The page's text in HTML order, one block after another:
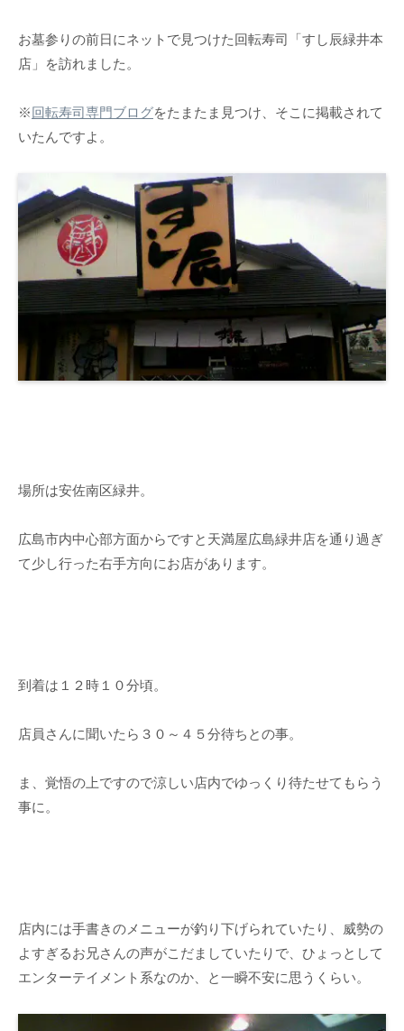
お墓参りの前日にネットで見つけた回転寿司「すし辰緑井本
店」を訪れました。
※回転寿司専門ブログをたまたま見つけ、そこに掲載されて
いたんですよ。
場所は安佐南区緑井。
広島市内中心部方面からですと天満屋広島緑井店を通り過ぎ
て少し行った右手方向にお店があります。
到着は１２時１０分頃。
店員さんに聞いたら３０～４５分待ちとの事。
ま、覚悟の上ですので涼しい店内でゆっくり待たせてもらう
事に。
店内には手書きのメニューが釣り下げられていたり、威勢の
よすぎるお兄さんの声がこだましていたりで、ひょっとして
エンターテイメント系なのか、と一瞬不安に思うくらい。